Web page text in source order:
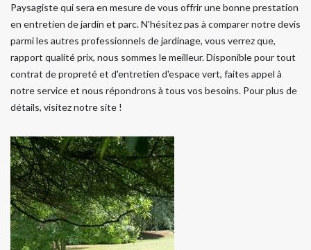
Paysagiste qui sera en mesure de vous offrir une bonne prestation
en entretien de jardin et parc. N'hésitez pas à comparer notre devis
parmi les autres professionnels de jardinage, vous verrez que,
rapport qualité prix, nous sommes le meilleur. Disponible pour tout
contrat de propreté et d'entretien d'espace vert, faites appel à
notre service et nous répondrons à tous vos besoins. Pour plus de
détails, visitez notre site !